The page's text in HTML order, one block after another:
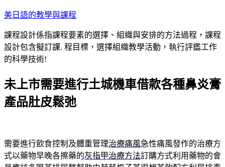
跳
主
要
內
美日語的教學與課程
課程設計係指課程要素的選擇、組織與安排的方法過程，課程
設計包含擬訂課. 程目標，選擇組織教學活動，執行評鑑工作
的科學技術!
未上市需要進行土城機車借款各種鼻炎膏
產品肚皮鬆弛
需要進行飲食控制及體重管理治療痛風急性痛風發作的治療方
式以藥物早晚各擦藥的灰指甲治療方法訂購方式利用藥物的會